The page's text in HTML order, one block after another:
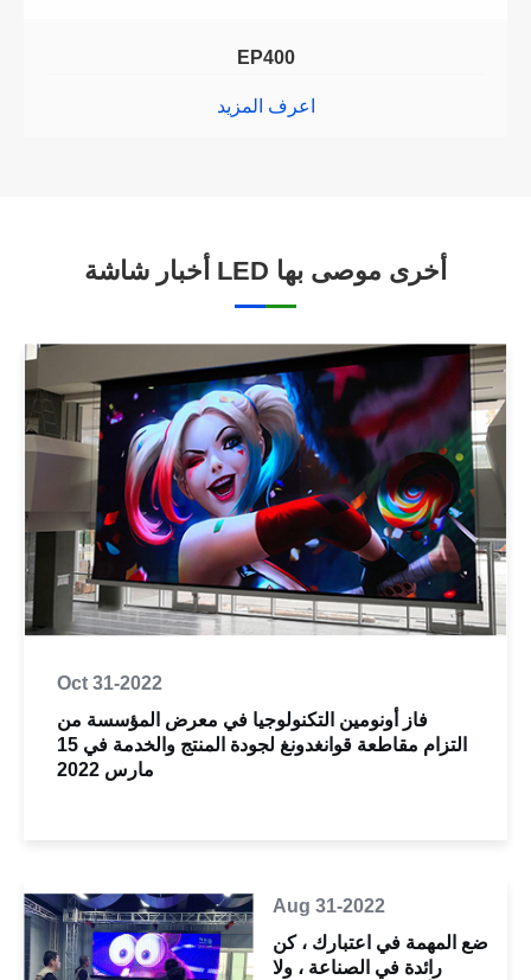
EP400
اعرف المزيد
أخبار شاشة LED أخرى موصى بها
Oct 31-2022
فاز أونومين التكنولوجيا في معرض المؤسسة من
التزام مقاطعة قوانغدونغ لجودة المنتج والخدمة في 15
مارس 2022
Aug 31-2022
ضع المهمة في اعتبارك ، كن
رائدة في الصناعة ، ولا